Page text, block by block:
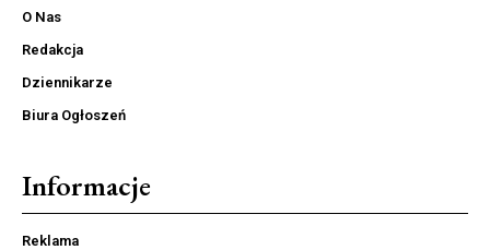
O Nas
Redakcja
Dziennikarze
Biura Ogłoszeń
Informacje
Reklama